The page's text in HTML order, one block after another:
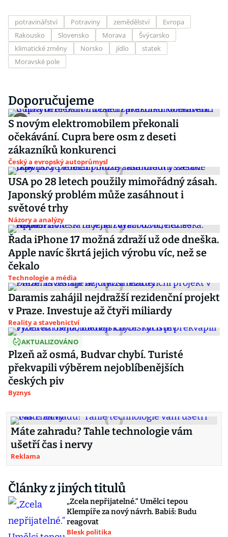
potravinářství Potraviny zemědělství
Evropa
Rakousko
Slovensko Morava
Švýcarsko
klimatické změny
Norsko jídlo
statek
Moravské pole
Doporučujeme
S novým elektromobilem překonali
očekávání. Cupra bere osm z deseti
zákazníků konkurenci
Český a evropský autoprůmysl
USA po 28 letech použily mimořádný zásah.
Japonský problém může zasáhnout i
světové trhy
Názory a analýzy
Řada iPhone 17 možná zdraží už ode dneška.
Apple navíc škrtá jejich výrobu víc, než se
čekalo
Technologie a média
Daramis zahájil nejdražší rezidenční projekt
v Praze. Investuje až čtyři miliardy
Reality a stavebnictví
AKTUALIZOVÁNO
Plzeň až osmá, Budvar chybí. Turisté
překvapili výběrem nejoblíbenějších
českých piv
Byznys
Máte zahradu? Tahle technologie vám
ušetří čas i nervy
Reklama
Články z jiných titulů
„Zcela nepřijatelné.“ Umělci tepou
Klempíře za nový návrh. Babiš: Budu
reagovat
Blesk politika